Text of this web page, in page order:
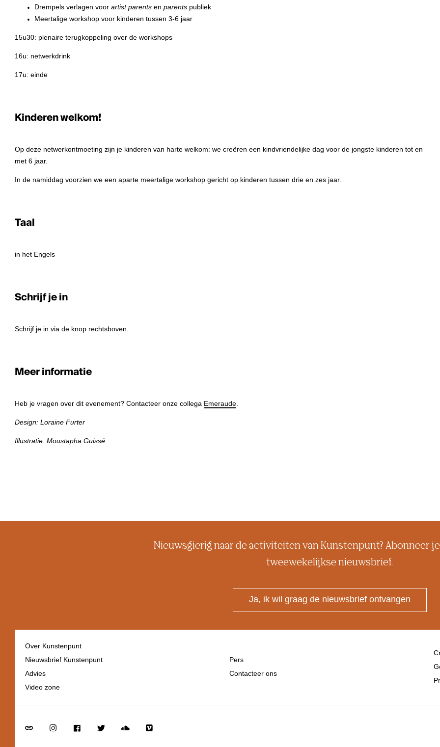
Drempels verlagen voor artist parents en parents publiek
Meertalige workshop voor kinderen tussen 3-6 jaar
15u30: plenaire terugkoppeling over de workshops
16u: netwerkdrink
17u: einde
Kinderen welkom!
Op deze netwerkontmoeting zijn je kinderen van harte welkom: we creëren een kindvriendelijke dag voor de jongste kinderen tot en
met 6 jaar.
In de namiddag voorzien we een aparte meertalige workshop gericht op kinderen tussen drie en zes jaar.
Taal
in het Engels
Schrijf je in
Schrijf je in via de knop rechtsboven.
Meer informatie
Heb je vragen over dit evenement? Contacteer onze collega Emeraude.
Design: Loraine Furter
Illustratie: Moustapha Guissé
Nieuwsgierig naar de activiteiten van Kunstenpunt? Abonneer
tweewekelijkse nieuwsbrief.
Ja, ik wil graag de nieuwsbrief ontvangen
Footer
navigation
Over Kunstenpunt
Nieuwsbrief Kunstenpunt
Advies
Video zone
Pers
Contacteer ons
Go
Go
Go
Go
Go